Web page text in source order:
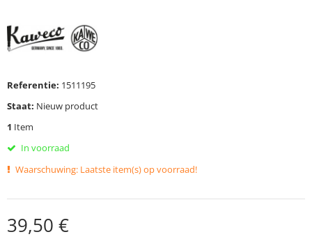
Referentie: 1511195
Staat: Nieuw product
1 Item
In voorraad
Waarschuwing: Laatste item(s) op voorraad!
39,50 €